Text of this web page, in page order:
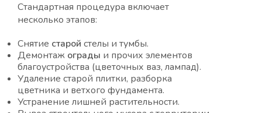
Стандартная процедура включает
несколько этапов:
Снятие старой стелы и тумбы.
Демонтаж ограды и прочих элементов
благоустройства (цветочных ваз, лампад).
Удаление старой плитки, разборка
цветника и ветхого фундамента.
Устранение лишней растительности.